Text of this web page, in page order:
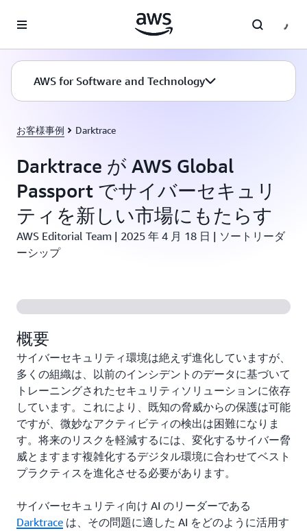
AWS for Software and Technology
お客様事例 Darktrace
Darktrace が AWS Global
Passport でサイバーセキュリ
ティを新しい市場にもたらす
AWS Editorial Team | 2025 年 4 月 18 日 | ソートリーダ
ーシップ
概要
サイバーセキュリティ環境は絶えず進化していますが、
多くの組織は、以前のインシデントのデータに基づいて
トレーニングされたセキュリティソリューションに依存
しています。これにより、既知の脅威からの保護は可能
ですが、微妙なアクティビティの検出は困難になりま
す。将来のリスクを軽減するには、変化するサイバー脅
威とますます複雑化するデジタル環境に合わせてベスト
プラクティスを進化させる必要があります。
サイバーセキュリティ向け AI のリーダーである
Darktrace は、その問題に適した AI をどのように活用す